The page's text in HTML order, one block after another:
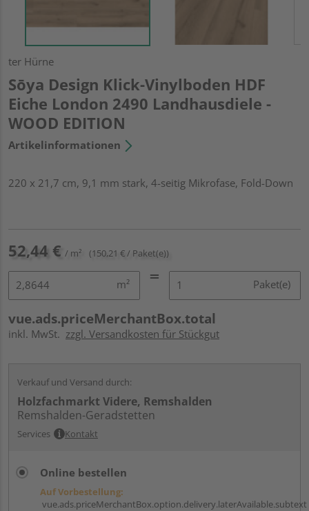
ter Hürne
Sōya Design Klick-Vinylboden HDF
Eiche London 2490 Landhausdiele -
WOOD EDITION
Artikelinformationen
220 x 21,7 cm, 9,1 mm stark, 4-seitig Mikrofase, Fold-Down
52,44 € / m² (150,21 € / Paket(e))
m² Paket(e)
vue.ads.priceMerchantBox.total
inkl. MwSt. zzgl. Versandkosten für Stückgut
Verkauf und Versand durch:
Holzfachmarkt Videre, Remshalden
Remshalden-Geradstetten
Services Kontakt
Online bestellen
Auf Vorbestellung:
vue.ads.priceMerchantBox.option.delivery.laterAvailable.subtext